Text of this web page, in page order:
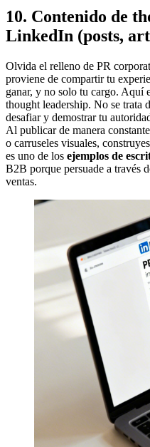
10. Contenido de
LinkedIn (posts,
Olvida el relleno de PR
proviene de compartir tu
ganar, y no solo tu cargo. Aquí
thought leadership. No se trata
desafiar y demostrar tu
Al publicar de manera
o carruseles visuales,
es uno de los ejemplos de
B2B porque persuade a través
ventas.